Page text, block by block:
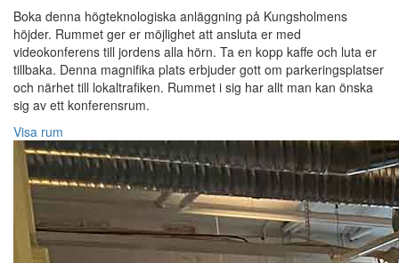
Boka denna högteknologiska anläggning på Kungsholmens
höjder. Rummet ger er möjlighet att ansluta er med
videokonferens till jordens alla hörn. Ta en kopp kaffe och luta er
tillbaka. Denna magnifika plats erbjuder gott om parkeringsplatser
och närhet till lokaltrafiken. Rummet i sig har allt man kan önska
sig av ett konferensrum.
Visa rum